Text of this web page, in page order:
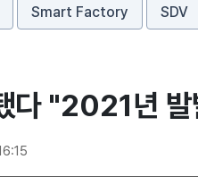
Smart Factory SDV
다 "2021년